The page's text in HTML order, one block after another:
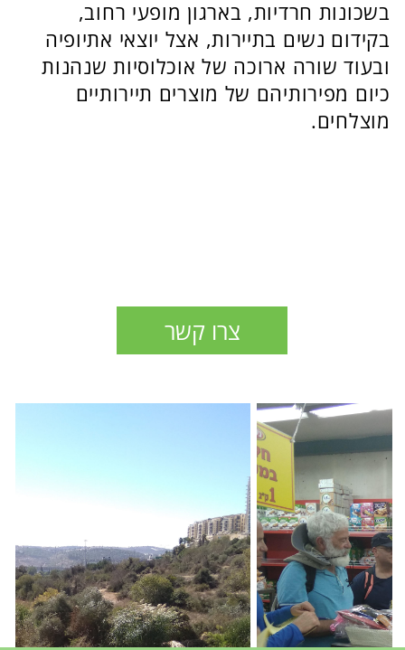
כל הקורסים נבנים תוך התייעצות ובשיתוף
פעולה מלא עם הגוף המארגן את הקורס.
"הסיפור שלי":
לחידוד היכולת להעביר את המסר המרכזי של
העסק. מסר זה יסייע ביח"צ, שיווק ומכירות,
ובהדרכה בפועל כאשר מגיע תייר אל העסק.
"עקרונות לעסק תיירותי"
מפגשים, בה נסקור את הנמושגים המרכזיים
שכל בעל/ת עסק תיירותי חייבים להכיר –
אמצעי שיווק מקובלים, ירידים, אמצעי תשלום
מקובלים, דגשים לאוכלוסיות שונות וכך
הלאה.
"איך להדריך":
סדנה בתפירה אישית, בת 6-
קורסים